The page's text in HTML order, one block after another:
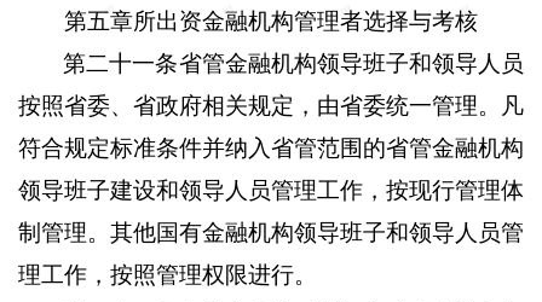
第五章所出资金融机构管理者选择与考核
第二十一条省管金融机构领导班子和领导人员
按照省委、省政府相关规定，由省委统一管理。凡
符合规定标准条件并纳入省管范围的省管金融机构
领导班子建设和领导人员管理工作，按现行管理体
制管理。其他国有金融机构领导班子和领导人员管
理工作，按照管理权限进行。